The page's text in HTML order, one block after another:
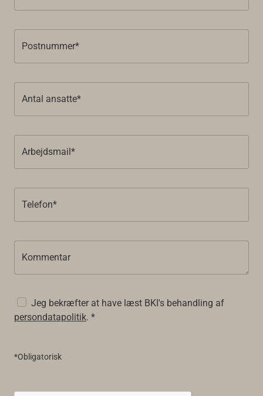
Postnummer*
Antal ansatte*
Arbejdsmail*
Telefon*
Kommentar
Jeg bekræfter at have læst BKI's behandling af
persondatapolitik. *
*Obligatorisk